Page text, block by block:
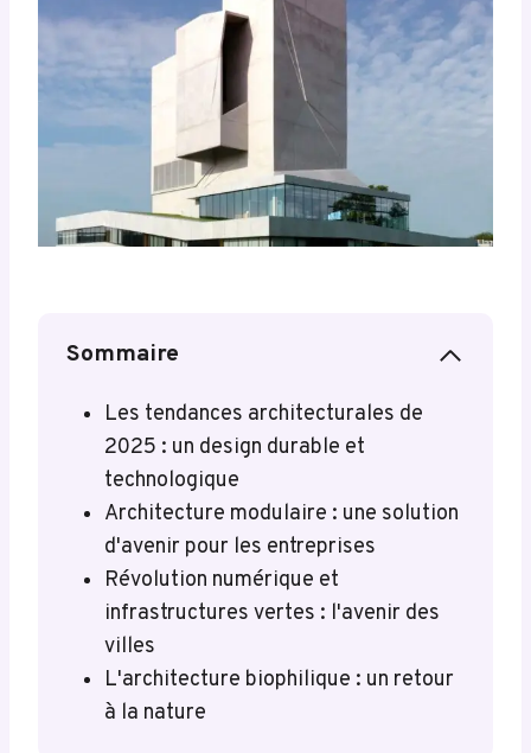
Sommaire
Les tendances architecturales de
2025 : un design durable et
technologique
Architecture modulaire : une solution
d'avenir pour les entreprises
Révolution numérique et
infrastructures vertes : l'avenir des
villes
L'architecture biophilique : un retour
à la nature